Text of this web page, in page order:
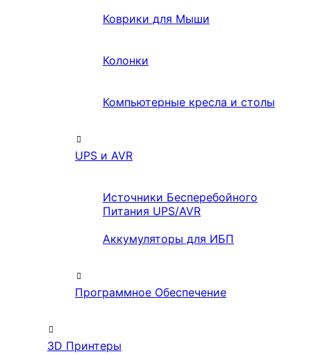
Коврики для Мыши
Колонки
Компьютерные кресла и столы
UPS и AVR
Источники Бесперебойного
Питания UPS/AVR
Аккумуляторы для ИБП
Программное Обеспечение
3D Принтеры